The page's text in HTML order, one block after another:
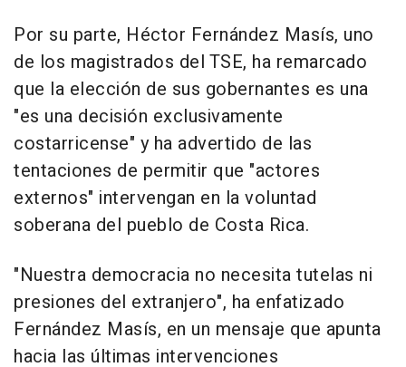
Por su parte, Héctor Fernández Masís, uno
de los magistrados del TSE, ha remarcado
que la elección de sus gobernantes es una
"es una decisión exclusivamente
costarricense" y ha advertido de las
tentaciones de permitir que "actores
externos" intervengan en la voluntad
soberana del pueblo de Costa Rica.
"Nuestra democracia no necesita tutelas ni
presiones del extranjero", ha enfatizado
Fernández Masís, en un mensaje que apunta
hacia las últimas intervenciones